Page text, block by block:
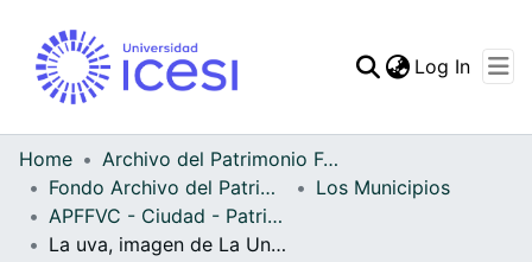
Statistics
Log In
Home
Archivo del Patrimonio Fotográfico y Fílmico del Valle del Cauca
Fondo Archivo del Patrimonio Fotográfico y Fílmico del Valle del Cauca
Los Municipios
APFFVC - Ciudad - Patrimonial
La uva, imagen de La Uniónl